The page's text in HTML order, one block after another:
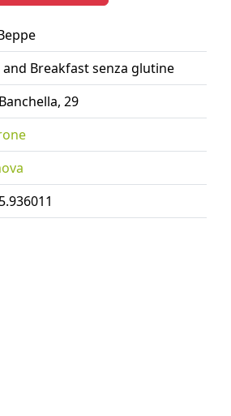
and Breakfast senza glutine
29